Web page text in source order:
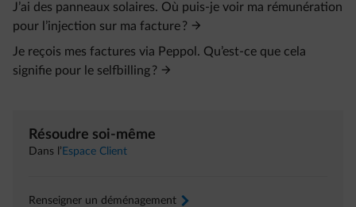
J’ai des panneaux solaires. Où puis-je voir ma rémunération
pour l’injection sur ma facture ?
Je reçois mes factures via Peppol. Qu’est‑ce que cela
signifie pour le selfbilling ?
Résoudre soi-même
Dans l’ Espace Client
Renseigner un déménagement arrow-right